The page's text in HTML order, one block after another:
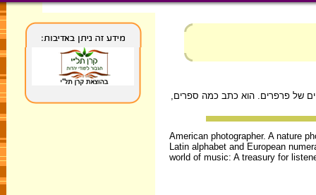
שלו שערך 26 שנים ובו צילם את כל 26 האותיות מהאל"ף-בי"ת הלטיני והמספרים האירופיים 1 - 9, בתוך כנפיים של פרפרים. הוא כתב כמה ספרים,
American photographer. A nature
Latin alphabet and European
world of music: A treasury for